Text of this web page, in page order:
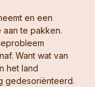
en een
te pakken.
Want wat van
het land
gedesoriënteerd.